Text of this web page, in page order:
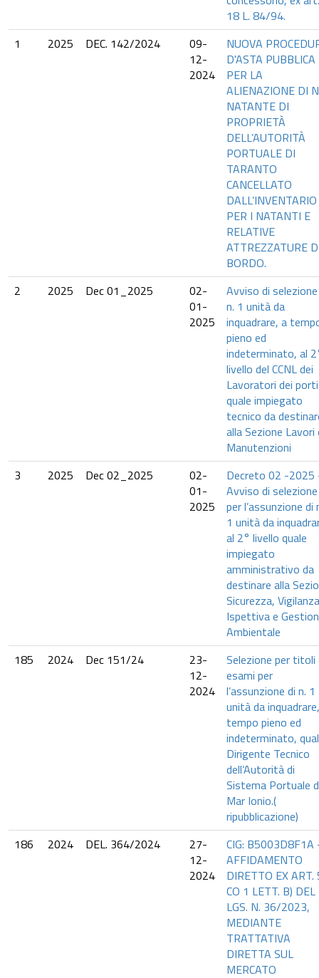
18 L. 84/94.
1
2025 DEC. 142/2024
09-
12-
2024
NUOVA
D'ASTA PUBBLICA
PER LA
ALIENAZIONE DI
NATANTE DI
PROPRIETÀ
DELL’AUTORITÀ
PORTUALE DI
TARANTO
CANCELLATO
DALL’INVENTARIO
PER I NATANTI E
RELATIVE
ATTREZZATURE
BORDO.
2
2025 Dec 01_2025
02-
01-
2025
Avviso di
n. 1 unità da
inquadrare, a
pieno ed
indeterminato, al
livello del CCNL dei
Lavoratori dei porti
quale impiegato
tecnico da
alla Sezione Lavori
Manutenzioni
3
2025 Dec 02_2025
02-
01-
2025
Decreto 02 -2025
Avviso di selezione
per l’assunzione di
1 unità da
al 2° livello quale
impiegato
amministrativo da
destinare alla
Sicurezza, Vigilanza
Ispettiva e
Ambientale
185
2024 Dec 151/24
23-
12-
2024
Selezione per titoli
esami per
l’assunzione di n. 1
unità da
tempo pieno ed
indeterminato,
Dirigente Tecnico
dell’Autorità di
Sistema Portuale
Mar Ionio.(
ripubblicazione)
186
2024 DEL. 364/2024
27-
12-
2024
CIG: B5003D8F1A
AFFIDAMENTO
DIRETTO EX ART.
CO 1 LETT. B) DEL
LGS. N. 36/2023,
MEDIANTE
TRATTATIVA
DIRETTA SUL
MERCATO